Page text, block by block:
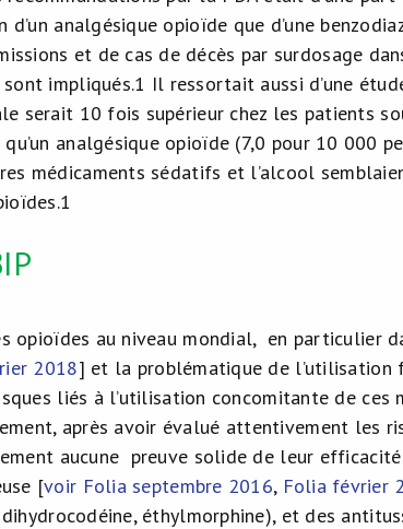
analgésique opioïde que d’une
et de cas de décès par surdosage
sont impliqués.1 Il ressortait aussi d’une
serait 10 fois supérieur chez les patients
analgésique opioïde (7,0 pour 10 000
médicaments sédatifs et l’alcool
1
opioïdes au niveau mondial, en particulier
2018] et la problématique de l’utilisation
liés à l’utilisation concomitante de ces
après avoir évalué attentivement les
aucune preuve solide de leur
[voir Folia septembre 2016, Folia février
éthylmorphine), et des